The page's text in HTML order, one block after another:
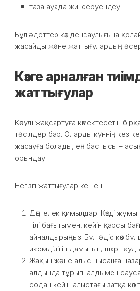
таза ауада жиі серуендеу.
Бұл әдеттер көз денсаулығына
жасайды және жаттығулардың
Көзге арналған
жаттығулар
Көруді жақсартуға көмектесетін
тәсілдер бар. Оларды күннің кез
жасауға болады, ең бастысы –
орындау.
Негізгі жаттығулар кешені
Дөңгелек қимылдар. Көзді
тілі бағытымен, кейін қарсы
айналдырыңыз. Бұл әдіс көз
икемділігін дамытып,
Жақын және алыс нысанға
алдында тұрып, алдымен
содан кейін алыстағы затқа көз